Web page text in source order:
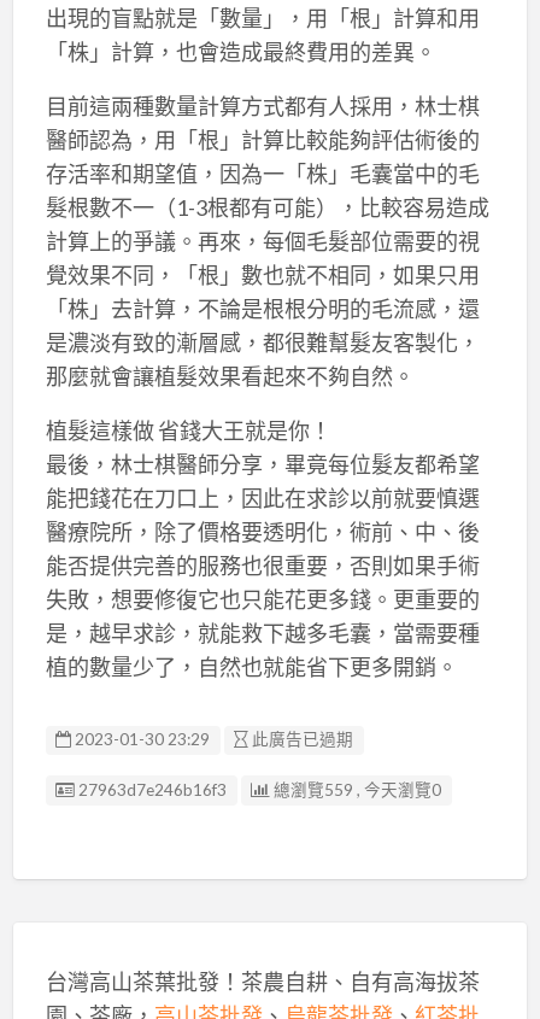
出現的盲點就是「數量」，用「根」計算和用
「株」計算，也會造成最終費用的差異。
目前這兩種數量計算方式都有人採用，林士棋
醫師認為，用「根」計算比較能夠評估術後的
存活率和期望值，因為一「株」毛囊當中的毛
髮根數不一（1-3根都有可能），比較容易造成
計算上的爭議。再來，每個毛髮部位需要的視
覺效果不同，「根」數也就不相同，如果只用
「株」去計算，不論是根根分明的毛流感，還
是濃淡有致的漸層感，都很難幫髮友客製化，
那麼就會讓植髮效果看起來不夠自然。
植髮這樣做 省錢大王就是你！
最後，林士棋醫師分享，畢竟每位髮友都希望
能把錢花在刀口上，因此在求診以前就要慎選
醫療院所，除了價格要透明化，術前、中、後
能否提供完善的服務也很重要，否則如果手術
失敗，想要修復它也只能花更多錢。更重要的
是，越早求診，就能救下越多毛囊，當需要種
植的數量少了，自然也就能省下更多開銷。
2023-01-30 23:29 此廣告已過期
廣告编號
27963d7e246b16f3 總瀏覽559 , 今天瀏覽0
台灣高山茶葉批發！茶農自耕、自有高海拔茶